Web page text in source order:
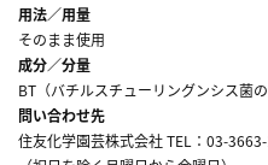
用法／用量
そのまま使用
成分／分量
BT（バチルスチューリングンシス菌
問い合わせ先
住友化学園芸株式会社 TEL：03-